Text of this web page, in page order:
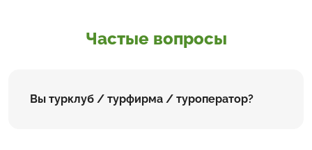
Частые вопросы
Вы турклуб / турфирма / туроператор?